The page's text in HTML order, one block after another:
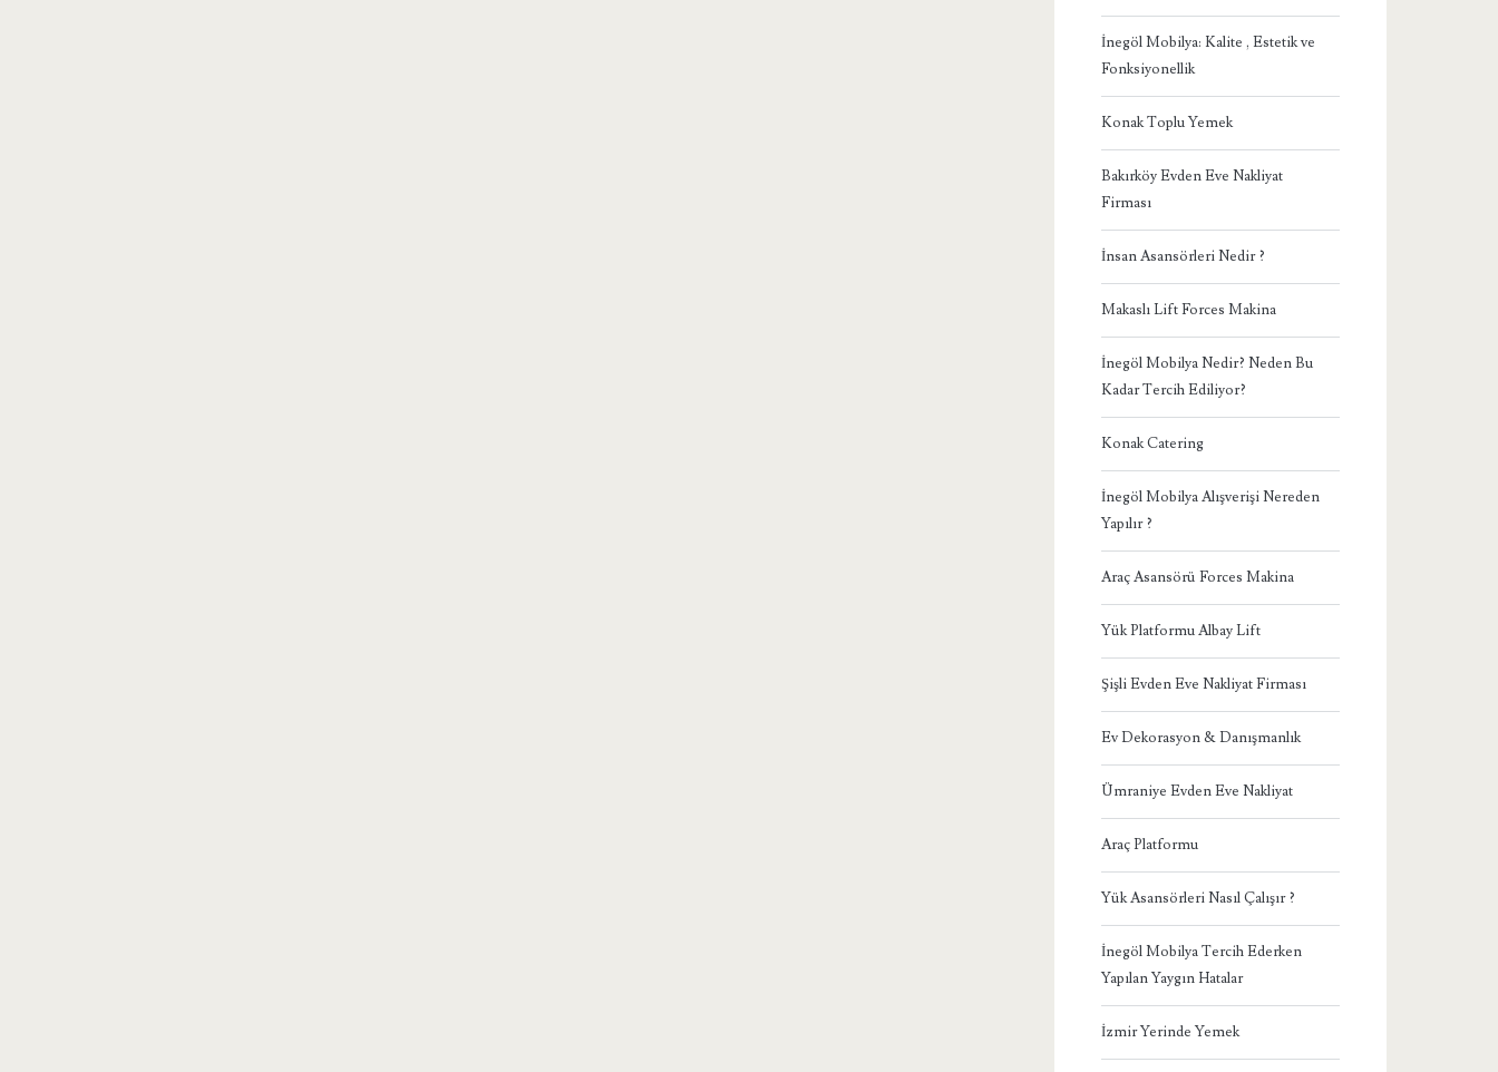
İnegöl Mobilya: Kalite , Estetik ve
Fonksiyonellik
Konak Toplu Yemek
Bakırköy Evden Eve Nakliyat
Firması
İnsan Asansörleri Nedir ?
Makaslı Lift Forces Makina
İnegöl Mobilya Nedir? Neden Bu
Kadar Tercih Ediliyor?
Konak Catering
İnegöl Mobilya Alışverişi Nereden
Yapılır ?
Araç Asansörü Forces Makina
Yük Platformu Albay Lift
Şişli Evden Eve Nakliyat Firması
Ev Dekorasyon & Danışmanlık
Ümraniye Evden Eve Nakliyat
Araç Platformu
Yük Asansörleri Nasıl Çalışır ?
İnegöl Mobilya Tercih Ederken
Yapılan Yaygın Hatalar
İzmir Yerinde Yemek